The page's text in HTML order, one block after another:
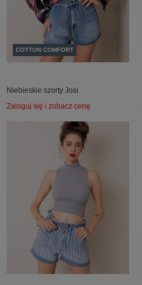
COTTON COMFORT
Niebieskie szorty Josi
Zaloguj się i zobacz cenę